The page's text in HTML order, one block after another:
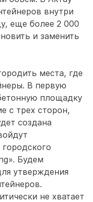
внутри
еще более 2 000
и заменить
места, где
В первую
площадку
с трех сторон,
создана
Будем
утверждения
не хватает